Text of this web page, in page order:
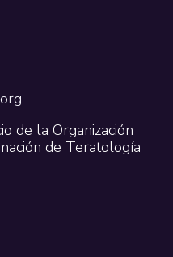
de la Organización
de Teratología